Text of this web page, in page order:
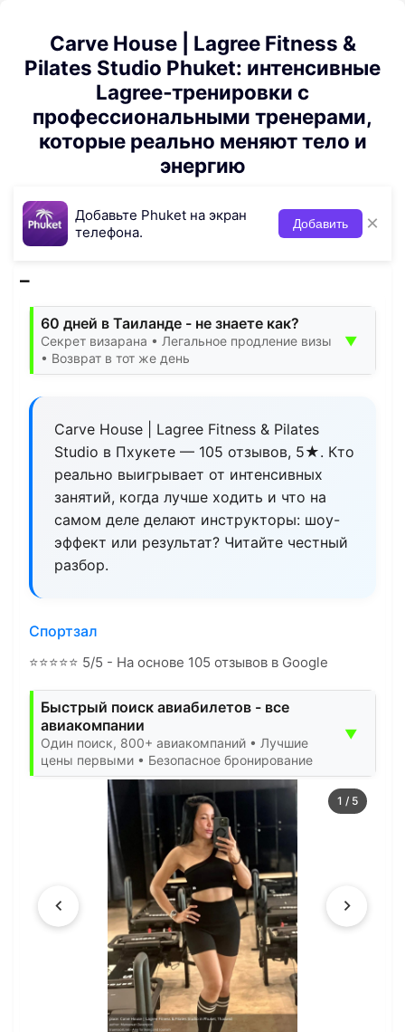
Carve House | Lagree Fitness &
Pilates Studio Phuket: интенсивные
Lagree‑тренировки с
профессиональными тренерами,
которые реально меняют тело и
энергию
Добавьте Phuket на экран
телефона.
Добавить ×
60 дней в Таиланде - не знаете как?
Секрет визарана • Легальное продление визы
• Возврат в тот же день
▼
Carve House | Lagree Fitness & Pilates
Studio в Пхукете — 105 отзывов, 5★. Кто
реально выигрывает от интенсивных
занятий, когда лучше ходить и что на
самом деле делают инструкторы: шоу-
эффект или результат? Читайте честный
разбор.
Спортзал
⭐⭐⭐⭐⭐ 5/5 - На основе 105 отзывов в Google
Быстрый поиск авиабилетов - все
авиакомпании
Один поиск, 800+ авиакомпаний • Лучшие
цены первыми • Безопасное бронирование
▼
1 / 5